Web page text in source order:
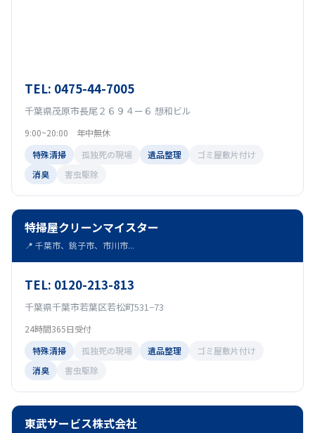
TEL: 0475-44-7005
千葉県茂原市長尾２６９４ー６ 想和ビル
9:00~20:00 年中無休
特殊清掃
孤独死の現場 遺品整理
ゴミ屋敷片付け
消臭
害虫駆除
特掃屋クリーンマイスター
📍 千葉市、銚子市、市川市...
TEL: 0120-213-813
千葉県千葉市若葉区若松町531−73
24時間365日受付
特殊清掃
孤独死の現場 遺品整理
ゴミ屋敷片付け
消臭
害虫駆除
東武サービス株式会社